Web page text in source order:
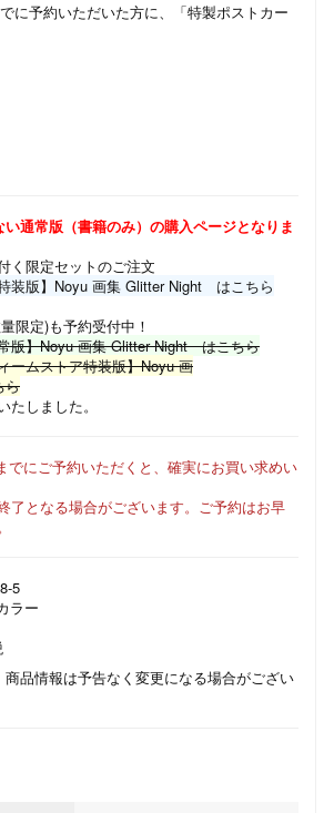
に予約いただいた方に、「特製ポストカー
通常版（書籍のみ）の購入ページとなりま
く限定セットのご注文
装版】Noyu 画集 Glitter Night はこちら
限定)も予約受付中！
版】Noyu 画集 Glitter Night はこちら
ームストア特装版】Noyu 画
ら
しました。
でにご予約いただくと、確実にお買い求めい
了となる場合がございます。ご予約はお早
5
ラー
品情報は予告なく変更になる場合がござい